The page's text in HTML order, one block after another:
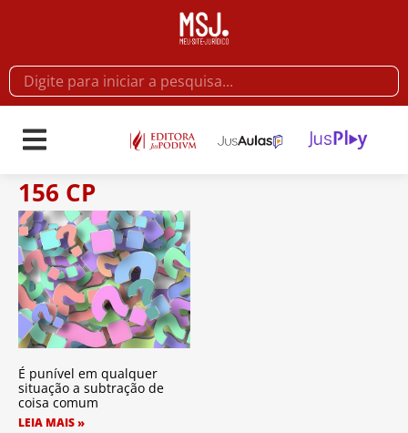
156 CP
É punível em qualquer
situação a subtração de
coisa comum
LEIA MAIS »